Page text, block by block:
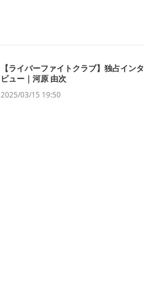
【ライバーファイトクラブ】独占インタ
ビュー｜河原 由次
2025/03/15 19:50